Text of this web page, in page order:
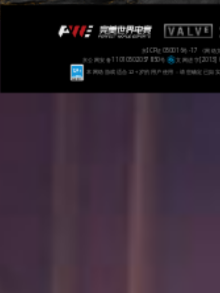
京ICP证050016号-17
《网
京公网安备11010502057850号
文网进字[2013]
本网络游戏适合12+岁的用户使用：请您确定已如